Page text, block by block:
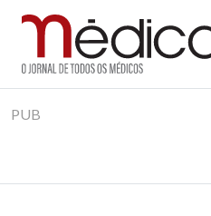
to
Jornal Médico
Médico – O Jornal de Todos
realmente contam! Tudo o que
PUB